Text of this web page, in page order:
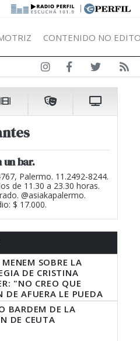
|
CONTENIDO NO
un bar.
Palermo. 11.2492-8244.
de 11.30 a 23.30 horas.
@asiakapalermo.
$ 17.000.
SOBRE LA
DE CRISTINA
"NO CREO QUE
DE AFUERA LE PUEDA
JUSTICIA LO QUE
HACER"
BARDEM DE LA
DE CEUTA